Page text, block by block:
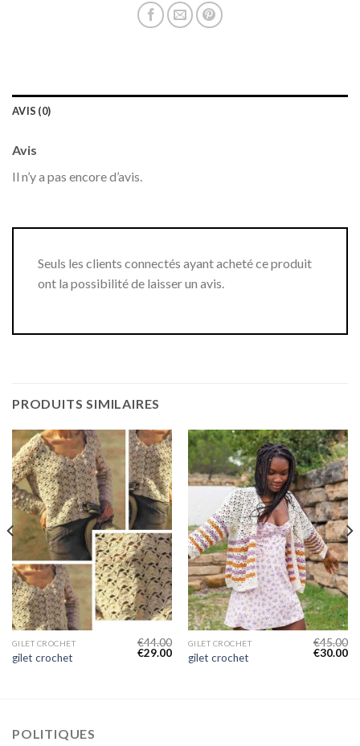
AVIS (0)
Avis
Il n’y a pas encore d’avis.
Seuls les clients connectés ayant acheté ce produit
ont la possibilité de laisser un avis.
PRODUITS SIMILAIRES
GILET CROCHET
gilet crochet
€44.00
€29.00
GILET CROCHET
gilet crochet
€45.00
€30.00
POLITIQUES